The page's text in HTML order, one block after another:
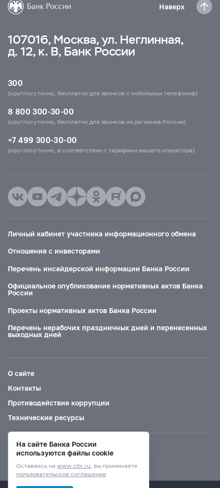
Наверх
107016, Москва, ул. Неглинная,
д. 12, к. В, Банк России
300
(круглосуточно, бесплатно для звонков с мобильных телефонов)
8 800 300-30-00
(круглосуточно, бесплатно для звонков из регионов России)
+7 499 300-30-00
(круглосуточно, в соответствии с тарифами вашего оператора)
Личный кабинет участника информационного обмена
Отношения с инвесторами
Перечень инсайдерской информации Банка России
Официальное опубликование нормативных актов Банка
России
Проекты нормативных актов Банка России
Перечень нерабочих праздничных дней и перенесенных
выходных дней
О сайте
Контакты
Противодействие коррупции
Технические ресурсы
Версия для слабовидящих
На сайте Банка России
используются файлы cookie
Оставаясь на www.cbr.ru, вы принимаете
пользовательское соглашение